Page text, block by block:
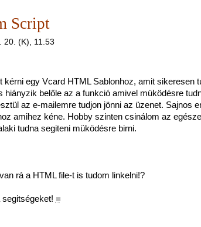
Script
20. (K), 11.53
kérni egy Vcard HTML Sablonhoz, amit sikeresen
hiányzik belőle az a funkció amivel müködésre
az e-mailemre tudjon jönni az üzenet. Sajnos
amihez kéne. Hobby szinten csinálom az
tudna segiteni müködésre birni.
rá a HTML file-t is tudom linkelni!?
■